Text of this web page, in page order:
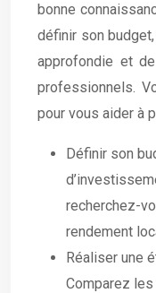
bonne
définir son
approfondie et
professionnels.
pour vous aider à
Définir son
recherchez-
rendement
Réaliser une
Comparez